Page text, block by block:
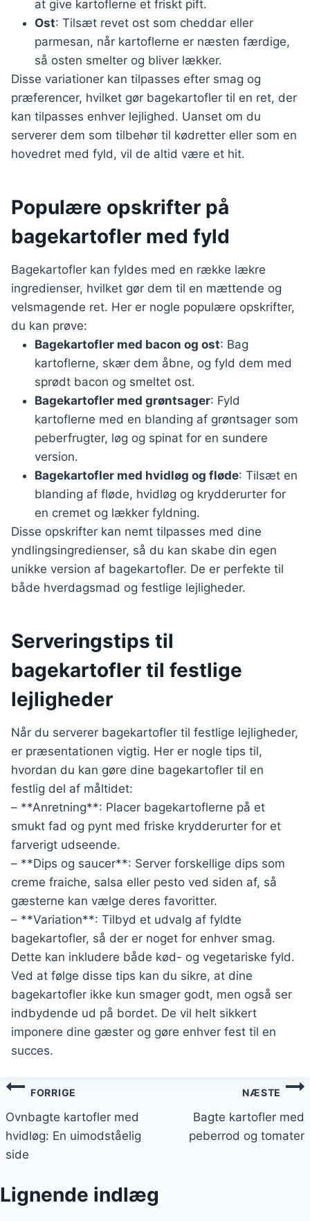
at give kartoflerne et friskt pift.
Ost: Tilsæt revet ost som cheddar eller
parmesan, når kartoflerne er næsten færdige,
så osten smelter og bliver lækker.
Disse variationer kan tilpasses efter smag og
præferencer, hvilket gør bagekartofler til en ret, der
kan tilpasses enhver lejlighed. Uanset om du
serverer dem som tilbehør til kødretter eller som en
hovedret med fyld, vil de altid være et hit.
Populære opskrifter på
bagekartofler med fyld
Bagekartofler kan fyldes med en række lækre
ingredienser, hvilket gør dem til en mættende og
velsmagende ret. Her er nogle populære opskrifter,
du kan prøve:
Bagekartofler med bacon og ost: Bag
kartoflerne, skær dem åbne, og fyld dem med
sprødt bacon og smeltet ost.
Bagekartofler med grøntsager: Fyld
kartoflerne med en blanding af grøntsager som
peberfrugter, løg og spinat for en sundere
version.
Bagekartofler med hvidløg og fløde: Tilsæt en
blanding af fløde, hvidløg og krydderurter for
en cremet og lækker fyldning.
Disse opskrifter kan nemt tilpasses med dine
yndlingsingredienser, så du kan skabe din egen
unikke version af bagekartofler. De er perfekte til
både hverdagsmad og festlige lejligheder.
Serveringstips til
bagekartofler til festlige
lejligheder
Når du serverer bagekartofler til festlige lejligheder,
er præsentationen vigtig. Her er nogle tips til,
hvordan du kan gøre dine bagekartofler til en
festlig del af måltidet:
– **Anretning**: Placer bagekartoflerne på et
smukt fad og pynt med friske krydderurter for et
farverigt udseende.
– **Dips og saucer**: Server forskellige dips som
creme fraiche, salsa eller pesto ved siden af, så
gæsterne kan vælge deres favoritter.
– **Variation**: Tilbyd et udvalg af fyldte
bagekartofler, så der er noget for enhver smag.
Dette kan inkludere både kød- og vegetariske fyld.
Ved at følge disse tips kan du sikre, at dine
bagekartofler ikke kun smager godt, men også ser
indbydende ud på bordet. De vil helt sikkert
imponere dine gæster og gøre enhver fest til en
succes.
Indlægsnavigation
FORRIGE
Ovnbagte kartofler med
hvidløg: En uimodståelig
side
NÆSTE
Bagte kartofler med
peberrod og tomater
Lignende indlæg